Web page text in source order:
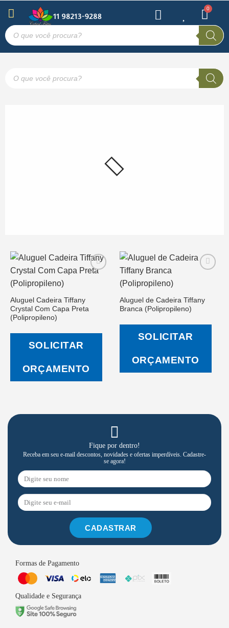
Salvar
na Lista
Aluguel Cadeira Tiffany
Crystal Com Capa Preta
(Polipropileno)
SOLICITAR
ORÇAMENTO
Salvar
Aluguel de Cadeira Tiffany
Branca (Polipropileno)
SOLICITAR
ORÇAMENTO
Fique por dentro!
Receba em seu e-mail descontos, novidades e ofertas imperdíveis. Cadastre-
se agora!
CADASTRAR
Formas de Pagamento
Qualidade e Segurança